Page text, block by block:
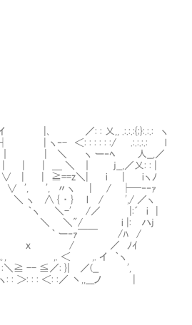
: : 乂,, .:.:.:{;}:.:.: ヽ
＜: : : : : :/ .:.:.:.: l
ヽ ー‐ﾍ 人__,／
＼ ｜ j__,／乂: : |
| ≧==z＼| i | iヽﾉ
', ', 〃ヽ | / ├─‐‐ｧ
ヽ ∧ { ・ } l / ',/ ／ヽ
-′ ｀ヽ ＼-' /／ |:´ i |
"" ＼ ＼"/ i |: ハj
ー‐ｧ￣￣ /ﾊ /
ｘ / ／ ﾉｲ
, ,. ＜ ,. イ ｀ヽ
:＼≧ -- ≦／: }| ／(__ ',
: : ＞: : : ＜: :／ 丶,,___ノ |